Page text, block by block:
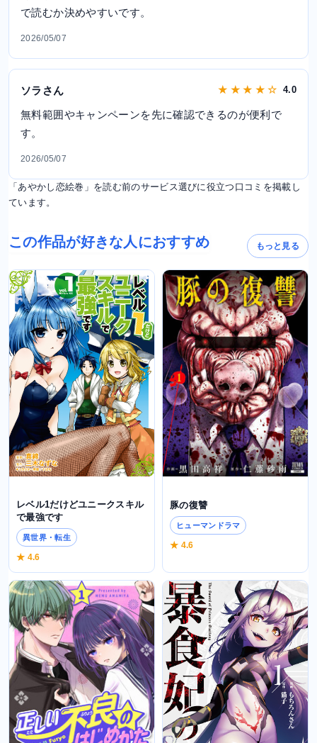
で読むか決めやすいです。
2026/05/07
ソラさん ★ ★ ★ ★ ☆ 4.0
無料範囲やキャンペーンを先に確認できるのが便利で
す。
2026/05/07
「あやかし恋絵巻」を読む前のサービス選びに役立つ口コミを掲載し
ています。
この作品が好きな人におすすめ もっと見る
レベル1だけどユニークスキル
で最強です
異世界・転生
★ 4.6
豚の復讐
ヒューマンドラマ
★ 4.6